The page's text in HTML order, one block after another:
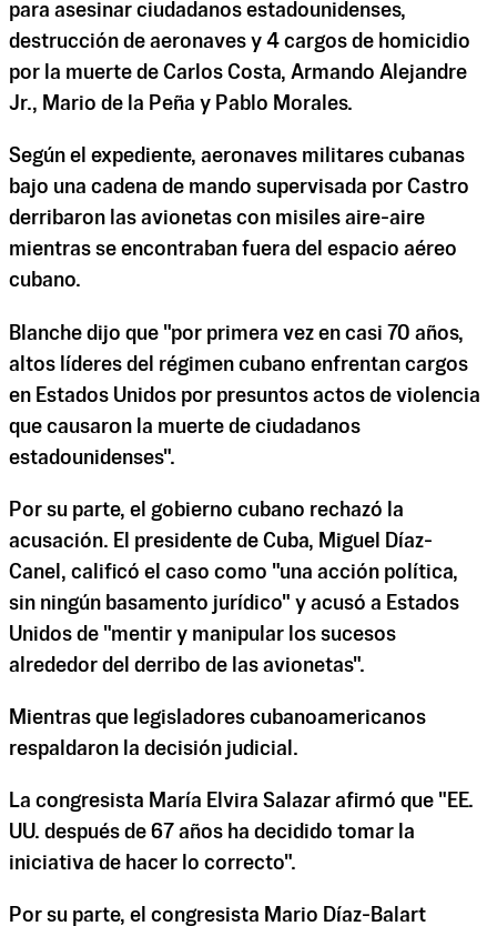
para asesinar ciudadanos estadounidenses,
destrucción de aeronaves y 4 cargos de homicidio
por la muerte de Carlos Costa, Armando Alejandre
Jr., Mario de la Peña y Pablo Morales.
Según el expediente, aeronaves militares cubanas
bajo una cadena de mando supervisada por Castro
derribaron las avionetas con misiles aire-aire
mientras se encontraban fuera del espacio aéreo
cubano.
Blanche dijo que "por primera vez en casi 70 años,
altos líderes del régimen cubano enfrentan cargos
en Estados Unidos por presuntos actos de violencia
que causaron la muerte de ciudadanos
estadounidenses".
Por su parte, el gobierno cubano rechazó la
acusación. El presidente de Cuba, Miguel Díaz-
Canel, calificó el caso como "una acción política,
sin ningún basamento jurídico" y acusó a Estados
Unidos de "mentir y manipular los sucesos
alrededor del derribo de las avionetas".
Mientras que legisladores cubanoamericanos
respaldaron la decisión judicial.
La congresista María Elvira Salazar afirmó que "EE.
UU. después de 67 años ha decidido tomar la
iniciativa de hacer lo correcto".
Por su parte, el congresista Mario Díaz-Balart